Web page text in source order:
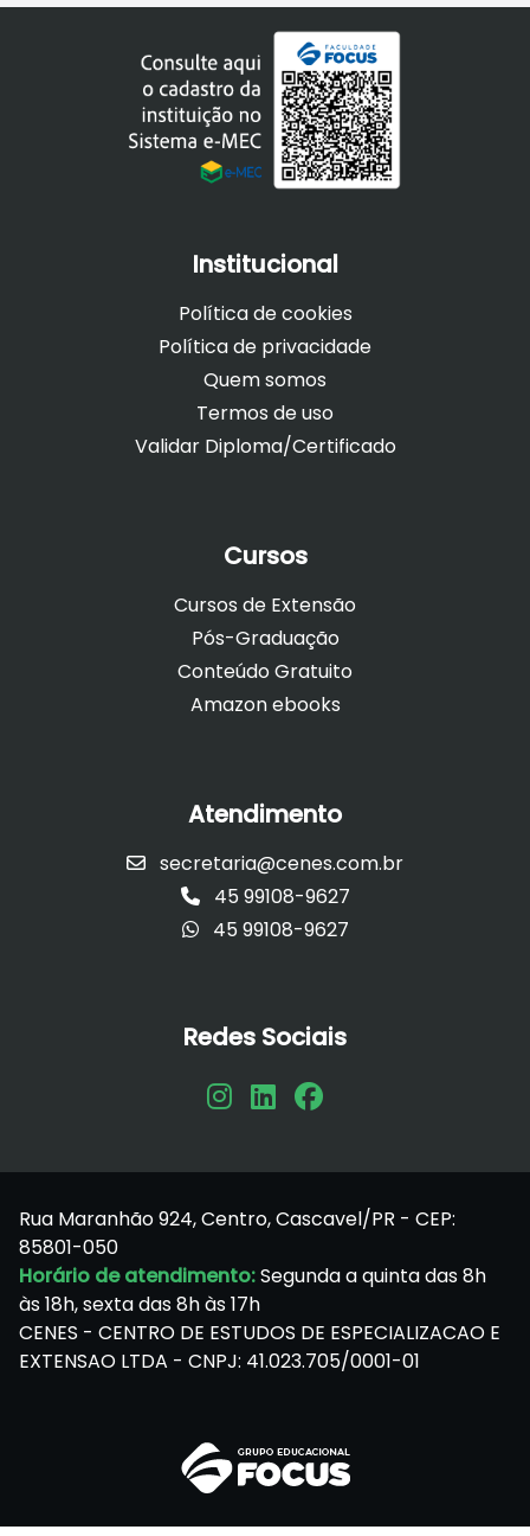
Institucional
Política de cookies
Política de privacidade
Quem somos
Termos de uso
Validar Diploma/Certificado
Cursos
Cursos de Extensão
Pós-Graduação
Conteúdo Gratuito
Amazon ebooks
Atendimento
secretaria@cenes.com.br
45 99108-9627
45 99108-9627
Redes Sociais
Rua Maranhão 924, Centro, Cascavel/PR - CEP:
85801-050
Horário de atendimento:Segunda a quinta das 8h
às 18h, sexta das 8h às 17h
CENES - CENTRO DE ESTUDOS DE ESPECIALIZACAO E
EXTENSAO LTDA - CNPJ: 41.023.705/0001-01